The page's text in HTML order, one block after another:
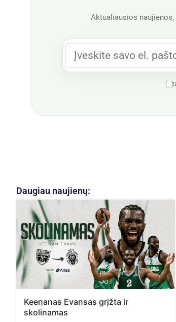
Aktualiausios
Daugiau naujienų:
Keenanas Evansas grįžta ir
skolinamas